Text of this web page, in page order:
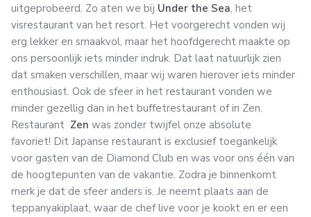
uitgeprobeerd. Zo aten we bij Under the Sea, het
visrestaurant van het resort. Het voorgerecht vonden wij
erg lekker en smaakvol, maar het hoofdgerecht maakte op
ons persoonlijk iets minder indruk. Dat laat natuurlijk zien
dat smaken verschillen, maar wij waren hierover iets minder
enthousiast. Ook de sfeer in het restaurant vonden we
minder gezellig dan in het buffetrestaurant of in Zen.
Restaurant Zen was zonder twijfel onze absolute
favoriet! Dit Japanse restaurant is exclusief toegankelijk
voor gasten van de Diamond Club en was voor ons één van
de hoogtepunten van de vakantie. Zodra je binnenkomt
merk je dat de sfeer anders is. Je neemt plaats aan de
teppanyakiplaat, waar de chef live voor je kookt en er een